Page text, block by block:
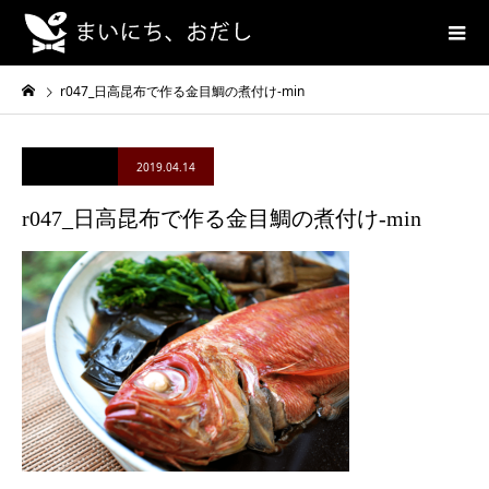
r047_日高昆布で作る金目鯛の煮付け-min
2019.04.14
r047_日高昆布で作る金目鯛の煮付け-min